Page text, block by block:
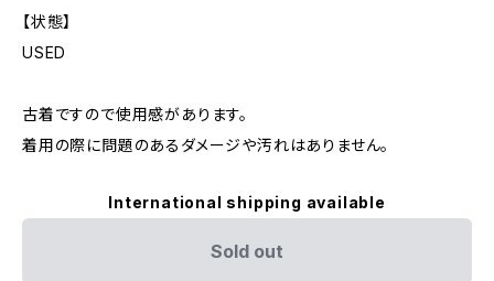
【状態】
USED
古着ですので使用感があります。
着用の際に問題のあるダメージや汚れはありません。
International shipping available
Sold out